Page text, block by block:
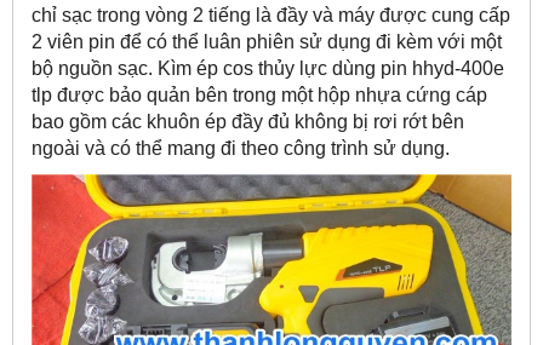
chỉ sạc trong vòng 2 tiếng là đầy và máy được cung cấp
2 viên pin để có thể luân phiên sử dụng đi kèm với một
bộ nguồn sạc. Kìm ép cos thủy lực dùng pin hhyd-400e
tlp được bảo quản bên trong một hộp nhựa cứng cáp
bao gồm các khuôn ép đầy đủ không bị rơi rớt bên
ngoài và có thể mang đi theo công trình sử dụng.